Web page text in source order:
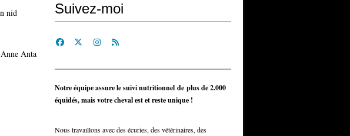
nid
Anta
Suivez-moi
Notre équipe assure le suivi nutritionnel de plus de 2.000
équidés, mais votre cheval est et reste unique !
Nous travaillons avec des écuries, des vétérinaires, des